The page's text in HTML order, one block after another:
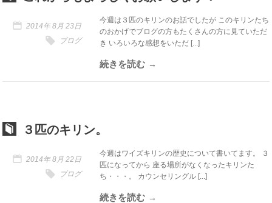
2014年 8月 23日
ブログ
今週は３匹のキリンのお話でしたが このキリンたち
のおかげでブログの方もたくさんの方に見ていただ
き いろいろな感想をいただ [...]
続きを読む
３匹のキリン。
2014年 8月 22日
ブログ
今週はワイズキリンの歴史について書いてます。 ３
匹になってから 座る場所がなくなったキリンた
ち・・・。 カウンセリングル [...]
続きを読む